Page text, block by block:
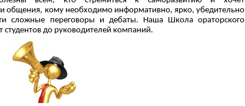
общения, кому необходимо информативно, ярко, убедительно
сложные переговоры и дебаты. Наша Школа ораторского
студентов до руководителей компаний.